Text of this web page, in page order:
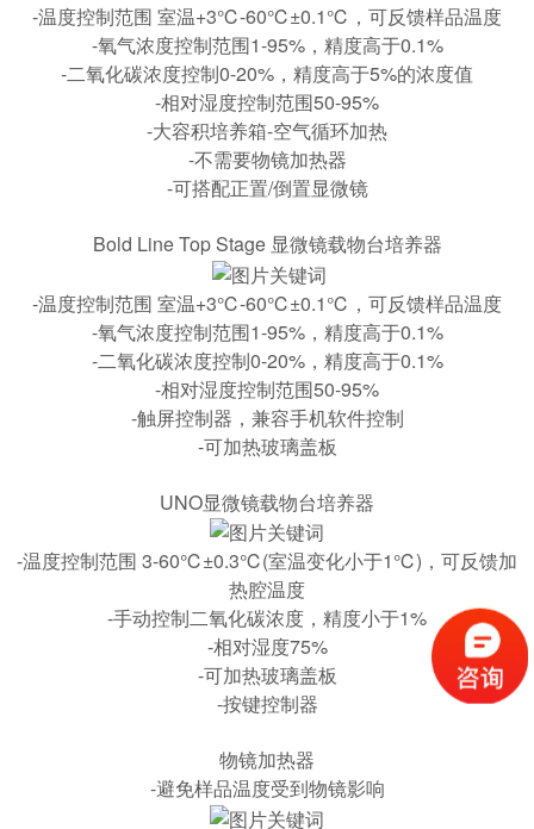
-温度控制范围 室温+3℃-60℃±0.1℃，可反馈样品温度
-氧气浓度控制范围1-95%，精度高于0.1%
-二氧化碳浓度控制0-20%，精度高于5%的浓度值
-相对湿度控制范围50-95%
-大容积培养箱-空气循环加热
-不需要物镜加热器
-可搭配正置/倒置显微镜
Bold Line Top Stage 显微镜载物台培养器
-温度控制范围 室温+3℃-60℃±0.1℃，可反馈样品温度
-氧气浓度控制范围1-95%，精度高于0.1%
-二氧化碳浓度控制0-20%，精度高于0.1%
-相对湿度控制范围50-95%
-触屏控制器，兼容手机软件控制
-可加热玻璃盖板
UNO显微镜载物台培养器
-温度控制范围 3-60℃±0.3℃(室温变化小于1℃)，可反馈加
热腔温度
-手动控制二氧化碳浓度，精度小于1%
-相对湿度75%
-可加热玻璃盖板
-按键控制器
物镜加热器
-避免样品温度受到物镜影响